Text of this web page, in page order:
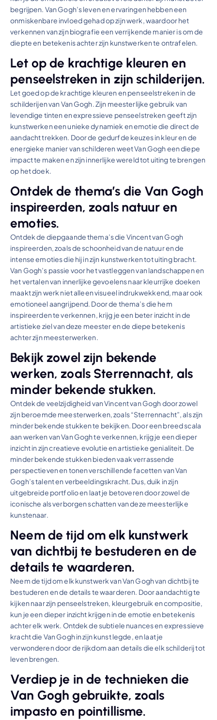
begrijpen. Van Gogh’s leven en ervaringen hebben een
onmiskenbare invloed gehad op zijn werk, waardoor het
verkennen van zijn biografie een verrijkende manier is om de
diepte en betekenis achter zijn kunstwerken te ontrafelen.
Let op de krachtige kleuren en
penseelstreken in zijn schilderijen.
Let goed op de krachtige kleuren en penseelstreken in de
schilderijen van Van Gogh. Zijn meesterlijke gebruik van
levendige tinten en expressieve penseelstreken geeft zijn
kunstwerken een unieke dynamiek en emotie die direct de
aandacht trekken. Door de gedurfde keuzes in kleur en de
energieke manier van schilderen weet Van Gogh een diepe
impact te maken en zijn innerlijke wereld tot uiting te brengen
op het doek.
Ontdek de thema’s die Van Gogh
inspireerden, zoals natuur en
emoties.
Ontdek de diepgaande thema’s die Vincent van Gogh
inspireerden, zoals de schoonheid van de natuur en de
intense emoties die hij in zijn kunstwerken tot uiting bracht.
Van Gogh’s passie voor het vastleggen van landschappen en
het vertalen van innerlijke gevoelens naar kleurrijke doeken
maakt zijn werk niet alleen visueel indrukwekkend, maar ook
emotioneel aangrijpend. Door de thema’s die hem
inspireerden te verkennen, krijg je een beter inzicht in de
artistieke ziel van deze meester en de diepe betekenis
achter zijn meesterwerken.
Bekijk zowel zijn bekende
werken, zoals Sterrennacht, als
minder bekende stukken.
Ontdek de veelzijdigheid van Vincent van Gogh door zowel
zijn beroemde meesterwerken, zoals “Sterrennacht”, als zijn
minder bekende stukken te bekijken. Door een breed scala
aan werken van Van Gogh te verkennen, krijg je een dieper
inzicht in zijn creatieve evolutie en artistieke genialiteit. De
minder bekende stukken bieden vaak verrassende
perspectieven en tonen verschillende facetten van Van
Gogh’s talent en verbeeldingskracht. Dus, duik in zijn
uitgebreide portfolio en laat je betoveren door zowel de
iconische als verborgen schatten van deze meesterlijke
kunstenaar.
Neem de tijd om elk kunstwerk
van dichtbij te bestuderen en de
details te waarderen.
Neem de tijd om elk kunstwerk van Van Gogh van dichtbij te
bestuderen en de details te waarderen. Door aandachtig te
kijken naar zijn penseelstreken, kleurgebruik en compositie,
kun je een dieper inzicht krijgen in de emotie en betekenis
achter elk werk. Ontdek de subtiele nuances en expressieve
kracht die Van Gogh in zijn kunst legde, en laat je
verwonderen door de rijkdom aan details die elk schilderij tot
leven brengen.
Verdiep je in de technieken die
Van Gogh gebruikte, zoals
impasto en pointillisme.